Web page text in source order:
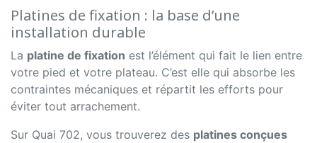
Platines de fixation : la base d’une
installation durable
La platine de fixation est l’élément qui fait le lien entre
votre pied et votre plateau. C’est elle qui absorbe les
contraintes mécaniques et répartit les efforts pour
éviter tout arrachement.
Sur Quai 702, vous trouverez des platines conçues